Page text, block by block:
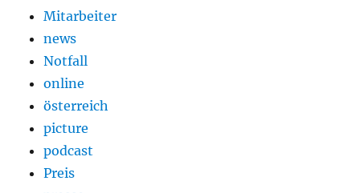
Mitarbeiter
news
Notfall
online
österreich
picture
podcast
Preis